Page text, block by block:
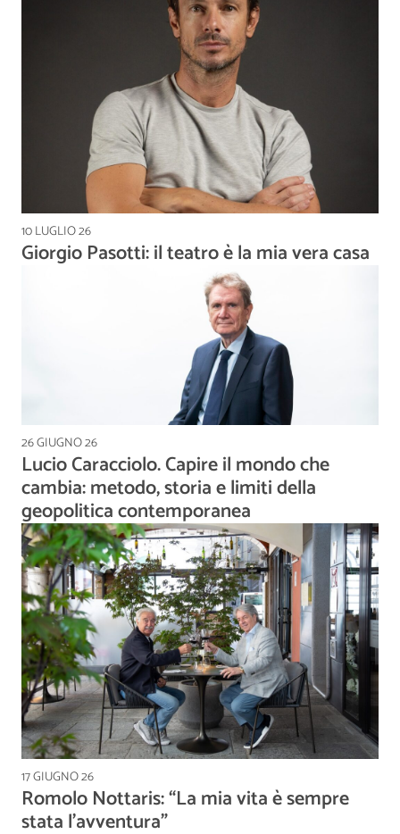
10 LUGLIO 26
Giorgio Pasotti: il teatro è la mia vera casa
26 GIUGNO 26
Lucio Caracciolo. Capire il mondo che
cambia: metodo, storia e limiti della
geopolitica contemporanea
17 GIUGNO 26
Romolo Nottaris: “La mia vita è sempre
stata l’avventura”